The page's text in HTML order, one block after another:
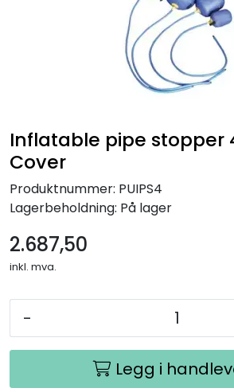
Inflatable pipe stopper
Cover
Produktnummer: PUIPS4
Lagerbeholdning: På lager
2.687,50
inkl. mva.
-
Legg i
Industriprodukter